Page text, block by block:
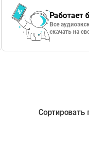
Работает
Все
скачать на
Сортировать